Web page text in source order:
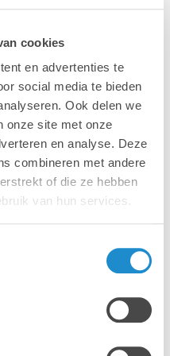
cookies
en advertenties te
social media te bieden
Ook delen we
onze site met onze
en analyse. Deze
combineren met andere
of die ze hebben
van hun services.
MacBook